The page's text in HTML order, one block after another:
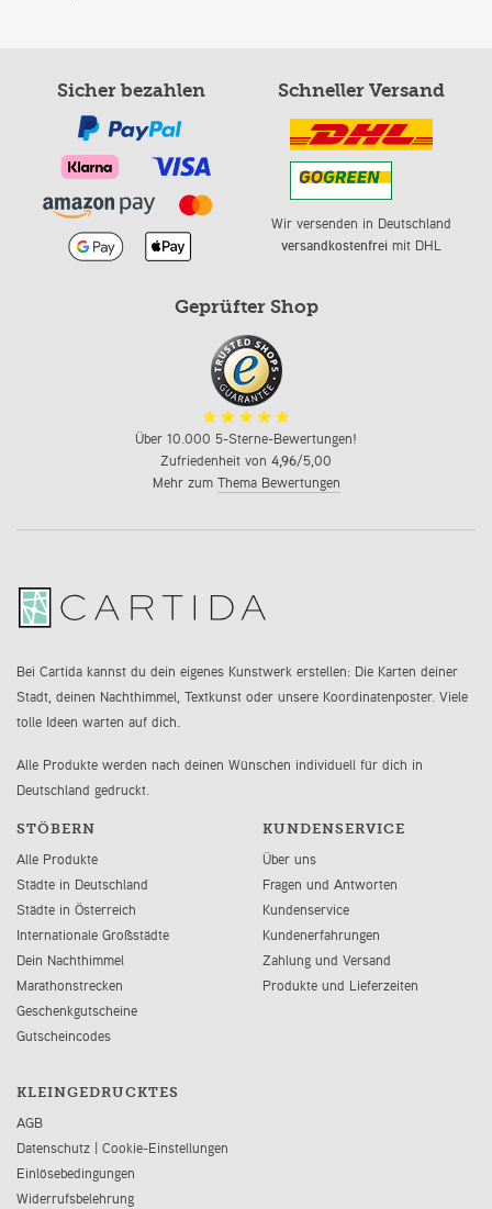
Sicher bezahlen Schneller Versand
Wir versenden in Deutschland
versandkostenfreimit DHL
Geprüfter Shop
Über 10.000 5-Sterne-Bewertungen!
Zufriedenheit von 4,96/5,00
Mehr zum Thema Bewertungen
Bei Cartida kannst du dein eigenes Kunstwerk erstellen: Die Karten deiner
Stadt, deinen Nachthimmel, Textkunst oder unsere Koordinatenposter. Viele
tolle Ideen warten auf dich.
Alle Produkte werden nach deinen Wünschen individuell für dich in
Deutschland gedruckt.
STÖBERN
Alle Produkte
Städte in Deutschland
Städte in Österreich
Internationale Großstädte
Dein Nachthimmel
Marathonstrecken
Geschenkgutscheine
Gutscheincodes
KUNDENSERVICE
Über uns
Fragen und Antworten
Kundenservice
Kundenerfahrungen
Zahlung und Versand
Produkte und Lieferzeiten
KLEINGEDRUCKTES
AGB
Datenschutz | Cookie-Einstellungen
Einlösebedingungen
Widerrufsbelehrung